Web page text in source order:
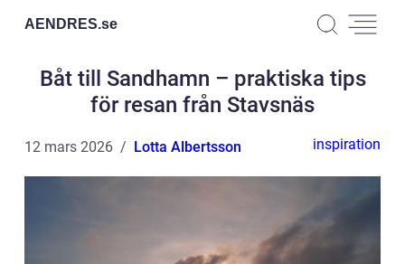
AENDRES.se
Båt till Sandhamn – praktiska tips
för resan från Stavsnäs
12 mars 2026 Lotta Albertsson inspiration